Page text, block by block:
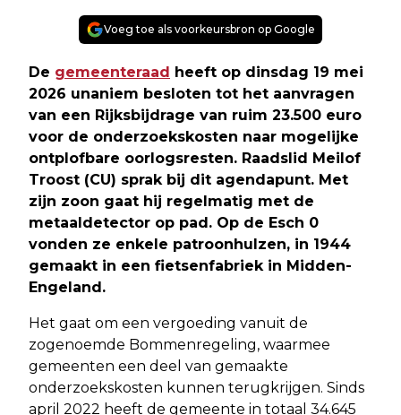
Voeg toe als voorkeursbron op Google
De gemeenteraad heeft op dinsdag 19 mei
2026 unaniem besloten tot het aanvragen
van een Rijksbijdrage van ruim 23.500 euro
voor de onderzoekskosten naar mogelijke
ontplofbare oorlogsresten. Raadslid Meilof
Troost (CU) sprak bij dit agendapunt. Met
zijn zoon gaat hij regelmatig met de
metaaldetector op pad. Op de Esch 0
vonden ze enkele patroonhulzen, in 1944
gemaakt in een fietsenfabriek in Midden-
Engeland.
Het gaat om een vergoeding vanuit de
zogenoemde Bommenregeling, waarmee
gemeenten een deel van gemaakte
onderzoekskosten kunnen terugkrijgen. Sinds
april 2022 heeft de gemeente in totaal 34.645